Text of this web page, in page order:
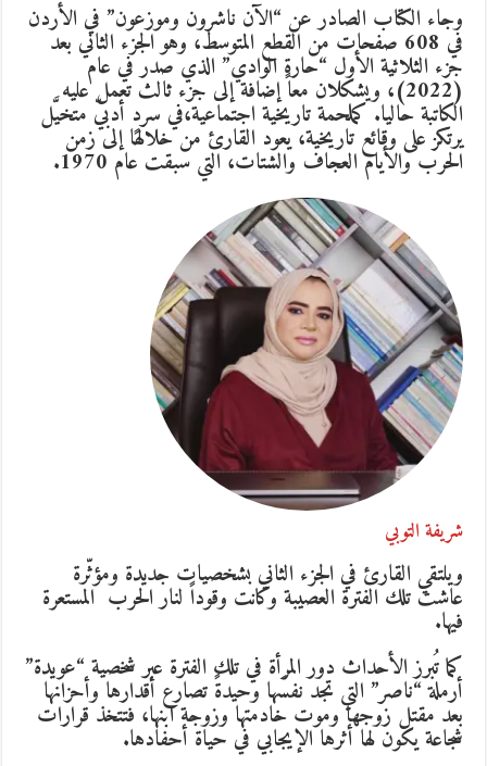
وجاء الكتاب الصادر عن “الآن ناشرون وموزعون” في الأردن
في 608 صفحات من القطع المتوسط، وهو الجزء الثاني بعد
جزء الثلاثية الأول “حارة الوادي” الذي صدر في عام
(2022)، ويشكلان معاً إضافة إلى جزء ثالث تعمل عليه
الكاتبة حاليا. كملحمة تاريخية اجتماعية،في سردٍ أدبيّ متخيَّل
يرتكز على وقائع تاريخية، يعود القارئ من خلالها إلى زمن
الحرب والأيام العجاف والشتات، التي سبقت عام 1970.
شريفة التوبي
ويلتقي القارئ في الجزء الثاني بشخصيات جديدة ومؤثّرة
عاشت تلك الفترة العصيبة وكانت وقوداً لنار الحرب المستعرة
فيها.
كما تُبرز الأحداث دور المرأة في تلك الفترة عبر شخصية “عويدة”
أرملة “ناصر” التي تجد نفسَها وحيدةً تصارع أقدارها وأحزانها
بعد مقتل زوجها وموت خادمتها وزوجة ابنها، فتتخذ قرارات
شجاعة يكون لها أثرها الإيجابي في حياة أحفادها.